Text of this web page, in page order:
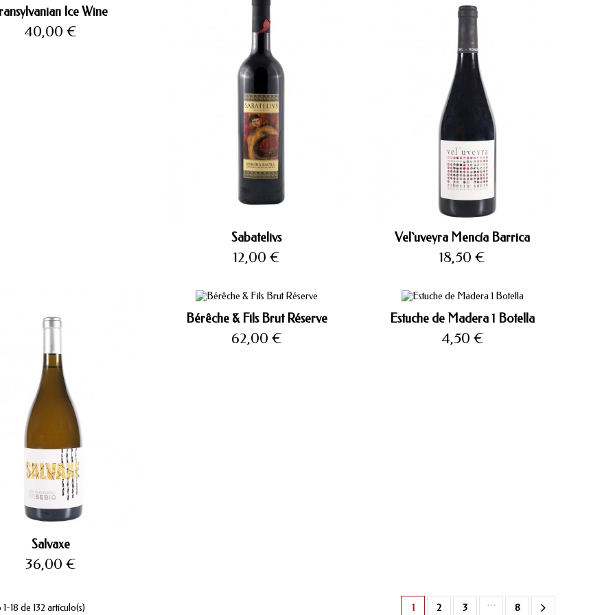
Ice Wine
Precio
40,00 €
Sabatelivs
Precio
12,00 €
Vel`uveyra Mencía Barrica
Precio
18,50 €
Salvaxe
Precio
36,00 €
Bérêche & Fils Brut Réserve
Precio
62,00 €
Estuche de Madera 1 Botella
Precio
4,50 €
18 de 132 artículo(s) 1 2 3 … 8